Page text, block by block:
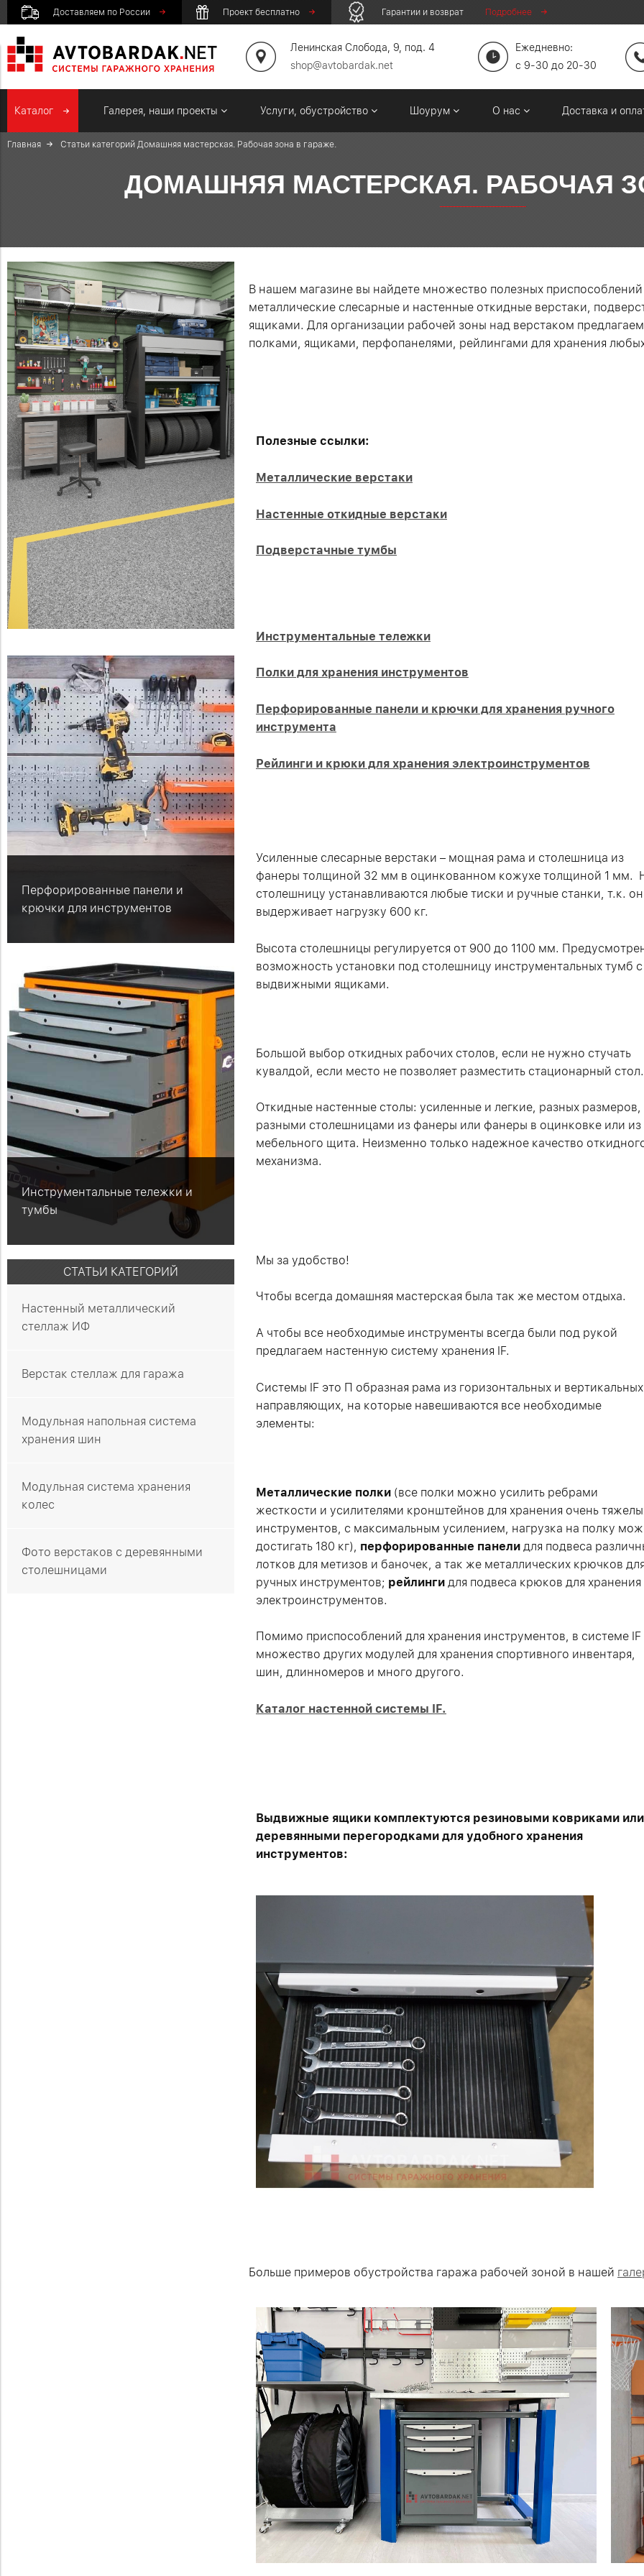
Доставляем по России Проект бесплатно Гарантии и возврат Подробнее
Ленинская Слобода, 9, под. 4
shop@avtobardak.net
Ежедневно:
c 9-30 до 20-30
Каталог Галерея, наши проекты Услуги, обустройство Шоурум О нас Доставка и
Главная Статьи категорий Домашняя мастерская. Рабочая зона в гараже.
ДОМАШНЯЯ МАСТЕРСКАЯ. РАБОЧАЯ
Перфорированные панели и
крючки для инструментов
Инструментальные тележки и
тумбы
СТАТЬИ КАТЕГОРИЙ
Настенный металлический
стеллаж ИФ
Верстак стеллаж для гаража
Модульная напольная система
хранения шин
Модульная система хранения
колес
Фото верстаков с деревянными
столешницами
В нашем магазине вы найдете множество полезных
металлические слесарные и настенные откидные верстаки,
ящиками. Для организации рабочей зоны над верстаком
полками, ящиками, перфопанелями, рейлингами для хранения
Полезные ссылки:
Металлические верстаки
Настенные откидные верстаки
Подверстачные тумбы
Инструментальные тележки
Полки для хранения инструментов
Перфорированные панели и крючки для хранения ручного
инструмента
Рейлинги и крюки для хранения электроинструментов
Усиленные слесарные верстаки – мощная рама и столешница из
фанеры толщиной 32 мм в оцинкованном кожухе толщиной 1 мм.
столешницу устанавливаются любые тиски и ручные станки, т.к.
выдерживает нагрузку 600 кг.
Высота столешницы регулируется от 900 до 1100 мм.
возможность установки под столешницу инструментальных тумб с
выдвижными ящиками.
Большой выбор откидных рабочих столов, если не нужно стучать
кувалдой, если место не позволяет разместить стационарный стол.
Откидные настенные столы: усиленные и легкие, разных размеров,
разными столешницами из фанеры или фанеры в оцинковке или из
мебельного щита. Неизменно только надежное качество
механизма.
Мы за удобство!
Чтобы всегда домашняя мастерская была так же местом отдыха.
А чтобы все необходимые инструменты всегда были под рукой
предлагаем настенную систему хранения IF.
Системы IF это П образная рама из горизонтальных и вертикальных
направляющих, на которые навешиваются все необходимые
элементы:
Металлические полки (все полки можно усилить ребрами
жесткости и усилителями кронштейнов для хранения очень
инструментов, с максимальным усилением, нагрузка на полку
достигать 180 кг), перфорированные панели для подвеса
лотков для метизов и баночек, а так же металлических крючков
ручных инструментов; рейлинги для подвеса крюков для хранения
электроинструментов.
Помимо приспособлений для хранения инструментов, в системе IF
множество других модулей для хранения спортивного инвентаря,
шин, длинномеров и много другого.
Каталог настенной системы IF.
Выдвижные ящики комплектуются резиновыми ковриками или
деревянными перегородками для удобного хранения
инструментов:
Больше примеров обустройства гаража рабочей зоной в нашей